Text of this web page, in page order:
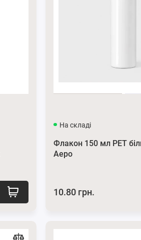
На складі
Флакон 150 мл PET
Аеро
10.80 грн.